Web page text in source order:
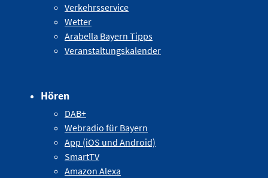
Verkehrsservice
Wetter
Arabella Bayern Tipps
Veranstaltungskalender
Hören
DAB+
Webradio für Bayern
App (iOS und Android)
SmartTV
Amazon Alexa